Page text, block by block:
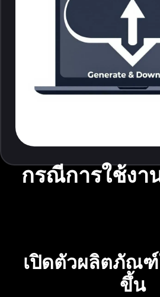
กรณีการใช้งา
เปิดตัวผลิตภัณฑ์
ขึ้น